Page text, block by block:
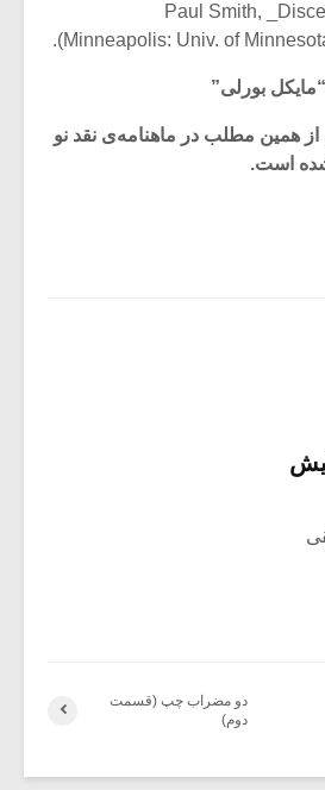
-Paul Smith,
(Minneapolis: Univ. of
بورلی”
همین مطلب در ماهنامه‌ی نقد نو
دو مضراب چپ (قسمت
دوم)